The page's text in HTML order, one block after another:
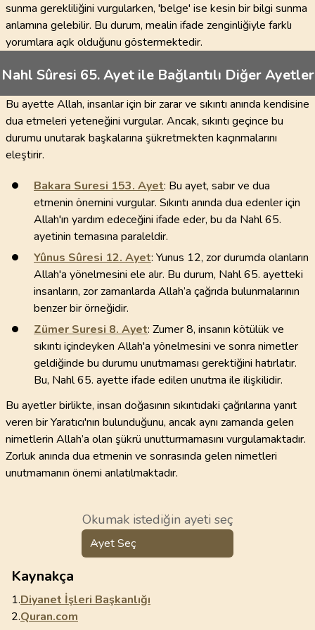
sunma gerekliliğini vurgularken, 'belge' ise kesin bir bilgi sunma
anlamına gelebilir. Bu durum, mealin ifade zenginliğiyle farklı
yorumlara açık olduğunu göstermektedir.
Nahl Sûresi 65. Ayet ile Bağlantılı Diğer Ayetler
Bu ayette Allah, insanlar için bir zarar ve sıkıntı anında kendisine
dua etmeleri yeteneğini vurgular. Ancak, sıkıntı geçince bu
durumu unutarak başkalarına şükretmekten kaçınmalarını
eleştirir.
Bakara Suresi 153. Ayet: Bu ayet, sabır ve dua
etmenin önemini vurgular. Sıkıntı anında dua edenler için
Allah'ın yardım edeceğini ifade eder, bu da Nahl 65.
ayetinin temasına paraleldir.
Yûnus Sûresi 12. Ayet: Yunus 12, zor durumda olanların
Allah'a yönelmesini ele alır. Bu durum, Nahl 65. ayetteki
insanların, zor zamanlarda Allah’a çağrıda bulunmalarının
benzer bir örneğidir.
Zümer Suresi 8. Ayet: Zumer 8, insanın kötülük ve
sıkıntı içindeyken Allah'a yönelmesini ve sonra nimetler
geldiğinde bu durumu unutmaması gerektiğini hatırlatır.
Bu, Nahl 65. ayette ifade edilen unutma ile ilişkilidir.
Bu ayetler birlikte, insan doğasının sıkıntıdaki çağrılarına yanıt
veren bir Yaratıcı'nın bulunduğunu, ancak aynı zamanda gelen
nimetlerin Allah’a olan şükrü unutturmamasını vurgulamaktadır.
Zorluk anında dua etmenin ve sonrasında gelen nimetleri
unutmamanın önemi anlatılmaktadır.
Okumak istediğin ayeti seç
Ayet Seç
Kaynakça
1.Diyanet İşleri Başkanlığı
2.Quran.com